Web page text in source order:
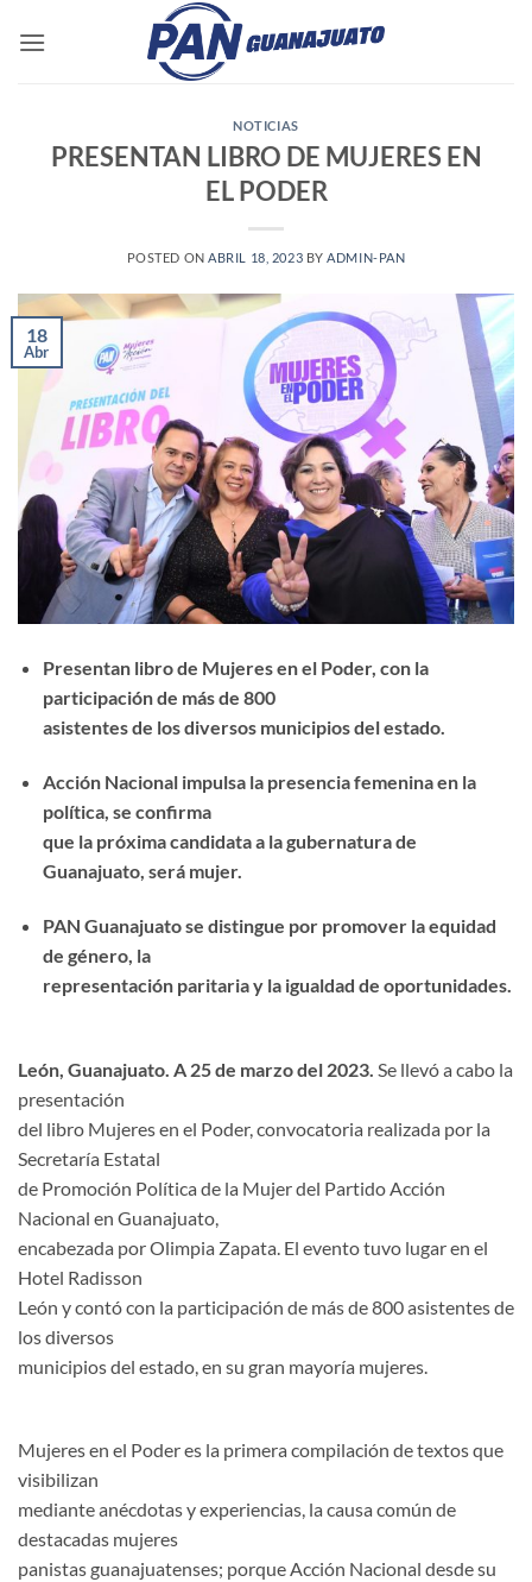
NOTICIAS
PRESENTAN LIBRO DE MUJERES EN
EL PODER
POSTED ON ABRIL 18, 2023 BY ADMIN-PAN
18
Abr
Presentan libro de Mujeres en el Poder, con la
participación de más de 800
asistentes de los diversos municipios del estado.
Acción Nacional impulsa la presencia femenina en la
política, se confirma
que la próxima candidata a la gubernatura de
Guanajuato, será mujer.
PAN Guanajuato se distingue por promover la equidad
de género, la
representación paritaria y la igualdad de oportunidades.
León, Guanajuato. A 25 de marzo del 2023. Se llevó a cabo la
presentación
del libro Mujeres en el Poder, convocatoria realizada por la
Secretaría Estatal
de Promoción Política de la Mujer del Partido Acción
Nacional en Guanajuato,
encabezada por Olimpia Zapata. El evento tuvo lugar en el
Hotel Radisson
León y contó con la participación de más de 800 asistentes de
los diversos
municipios del estado, en su gran mayoría mujeres.
Mujeres en el Poder es la primera compilación de textos que
visibilizan
mediante anécdotas y experiencias, la causa común de
destacadas mujeres
panistas guanajuatenses; porque Acción Nacional desde su